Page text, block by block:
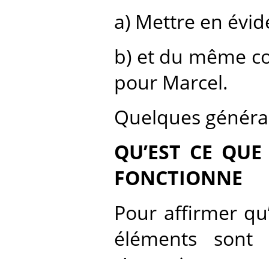
a) Mettre en
b) et du même
pour Marcel.
Quelques
QU’EST CE
FONCTIONNE
Pour affirmer
éléments sont